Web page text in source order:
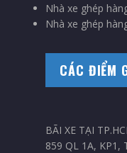
Nhà xe ghép
Nhà xe ghép
CÁC ĐIỂM
BÃI XE TẠI
859 QL 1A, KP1,